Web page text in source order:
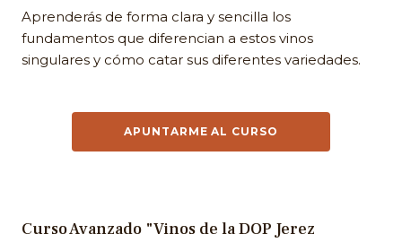
Aprenderás de forma clara y sencilla los
fundamentos que diferencian a estos vinos
singulares y cómo catar sus diferentes variedades.
APUNTARME AL CURSO
Curso Avanzado "Vinos de la DOP Jerez